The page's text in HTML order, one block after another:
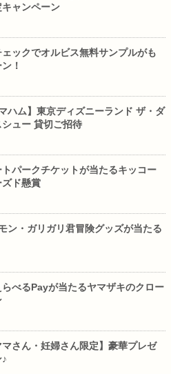
キャンペーン
ックでオルビス無料サンプルがも
！
ハム】東京ディズニーランド ザ・ダ
ュー 貸切ご招待
パークチケットが当たるキッコー
ド懸賞
ン・ガリガリ君冒険グッズが当たる
べるPayが当たるヤマザキのクロー
さん・妊婦さん限定】豪華プレゼ